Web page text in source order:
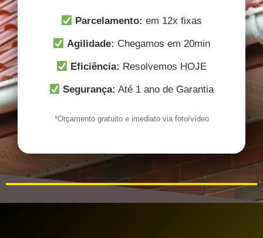
Parcelamento: em 12x fixas
Agilidade: Chegamos em 20min
Eficiência: Resolvemos HOJE
Segurança: Até 1 ano de Garantia
*Orçamento gratuito e imediato via foto/vídeo